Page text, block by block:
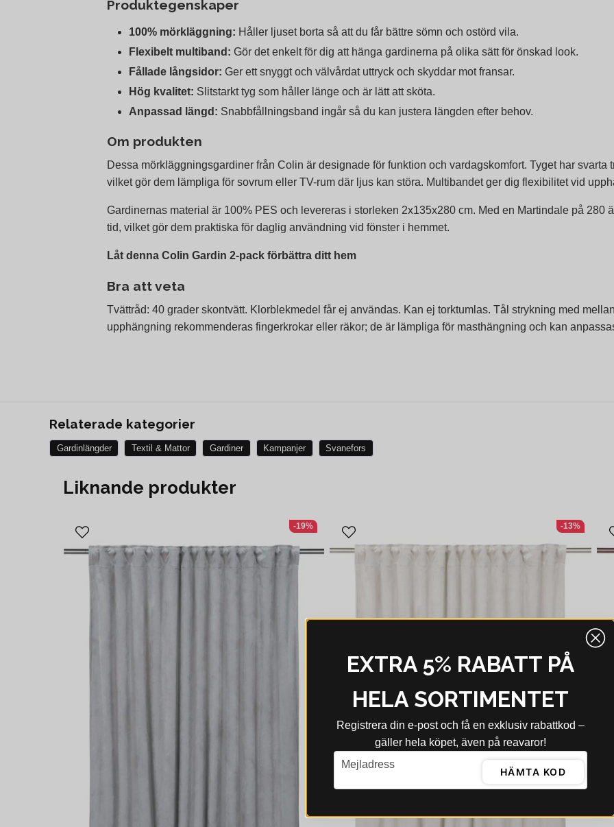
Produktegenskaper
100% mörkläggning: Håller ljuset borta så att du får bättre sömn och ostörd vila.
Flexibelt multiband: Gör det enkelt för dig att hänga gardinerna på olika sätt för önskad look.
Fållade långsidor: Ger ett snyggt och välvårdat uttryck och skyddar mot fransar.
Hög kvalitet: Slitstarkt tyg som håller länge och är lätt att sköta.
Anpassad längd: Snabbfållningsband ingår så du kan justera längden efter behov.
Om produkten
Dessa mörkläggningsgardiner från Colin är designade för funktion och vardagskomfort. Tyget har svarta
vilket gör dem lämpliga för sovrum eller TV-rum där ljus kan störa. Multibandet ger dig flexibilitet vid
Gardinernas material är 100% PES och levereras i storleken 2x135x280 cm. Med en Martindale på 280
tid, vilket gör dem praktiska för daglig användning vid fönster i hemmet.
Låt denna Colin Gardin 2-pack förbättra ditt hem
Bra att veta
Tvättråd: 40 grader skontvätt. Klorblekmedel får ej användas. Kan ej torktumlas. Tål strykning med
upphängning rekommenderas fingerkrokar eller räkor; de är lämpliga för masthängning och kan
Relaterade kategorier
Gardinlängder Textil & Mattor Gardiner Kampanjer Svanefors
Liknande produkter
-19% -13%
EXTRA 5% RABATT PÅ
HELA SORTIMENTET
Registrera din e‑post och få en exklusiv rabattkod –
gäller hela köpet, även på reavaror!
email
Mejladress
HÄMTA KOD